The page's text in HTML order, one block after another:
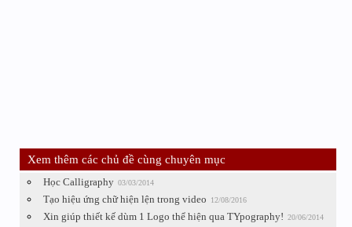
Xem thêm các chủ đề cùng chuyên mục
Học Calligraphy 03/03/2014
Tạo hiệu ứng chữ hiện lện trong video 12/08/2016
Xin giúp thiết kế dùm 1 Logo thể hiện qua TYpography! 20/06/2014